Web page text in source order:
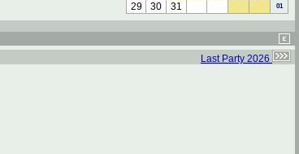
29 30 31 01
Last Party 2026